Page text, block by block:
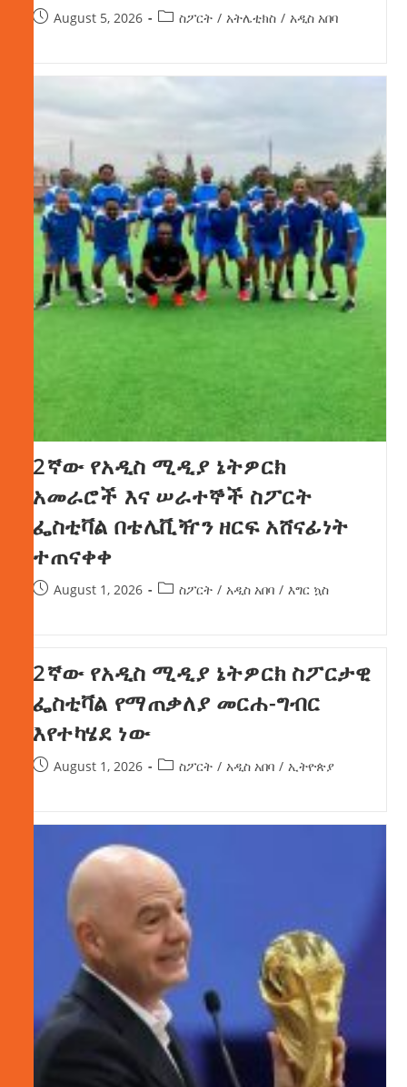
August 5, 2026 ስፖርት / አትሌቲክስ / አዲስ አበባ
2ኛው የአዲስ ሚዲያ ኔትዎርክ
አመራሮች እና ሠራተኞች ስፖርት
ፌስቲቫል በቴሌቪዥን ዘርፍ አሸናፊነት
ተጠናቀቀ
August 1, 2026 ስፖርት / አዲስ አበባ / እግር ኳስ
2ኛው የአዲስ ሚዲያ ኔትዎርክ ስፖርታዊ
ፌስቲቫል የማጠቃለያ መርሐ-ግብር
እየተካሄደ ነው
August 1, 2026 ስፖርት / አዲስ አበባ / ኢትዮጵያ